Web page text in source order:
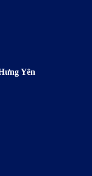
Yên